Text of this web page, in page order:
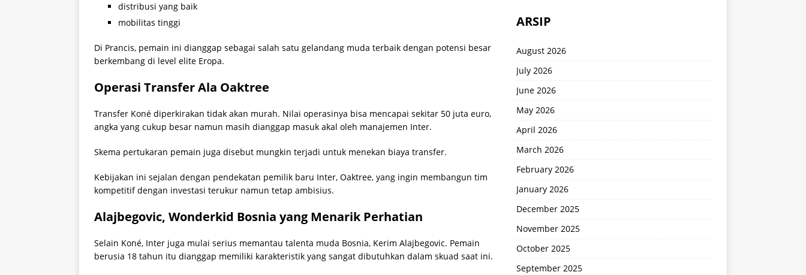
distribusi yang baik
mobilitas tinggi
Di Prancis, pemain ini dianggap sebagai salah satu gelandang muda terbaik dengan potensi besar
berkembang di level elite Eropa.
Operasi Transfer Ala Oaktree
Transfer Koné diperkirakan tidak akan murah. Nilai operasinya bisa mencapai sekitar 50 juta euro,
angka yang cukup besar namun masih dianggap masuk akal oleh manajemen Inter.
Skema pertukaran pemain juga disebut mungkin terjadi untuk menekan biaya transfer.
Kebijakan ini sejalan dengan pendekatan pemilik baru Inter, Oaktree, yang ingin membangun tim
kompetitif dengan investasi terukur namun tetap ambisius.
Alajbegovic, Wonderkid Bosnia yang Menarik Perhatian
Selain Koné, Inter juga mulai serius memantau talenta muda Bosnia, Kerim Alajbegovic. Pemain
berusia 18 tahun itu dianggap memiliki karakteristik yang sangat dibutuhkan dalam skuad saat ini.
ARSIP
August 2026
July 2026
June 2026
May 2026
April 2026
March 2026
February 2026
January 2026
December 2025
November 2025
October 2025
September 2025